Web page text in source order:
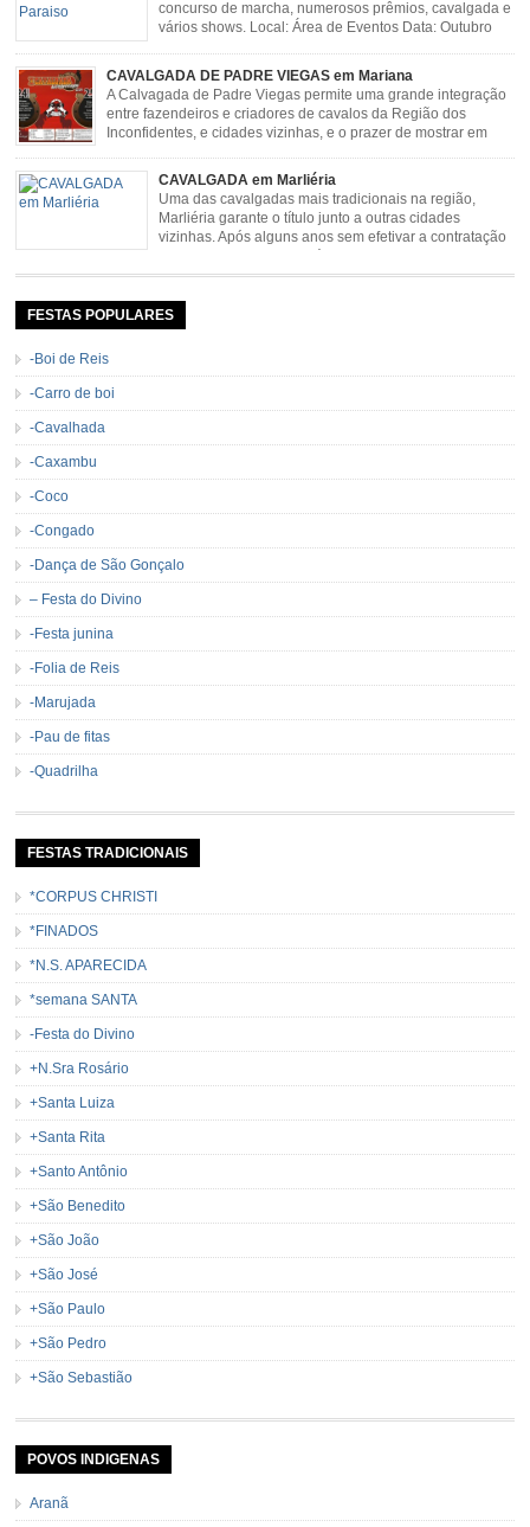
concurso de marcha, numerosos prêmios, cavalgada e
vários shows. Local: Área de Eventos Data: Outubro
CAVALGADA DE PADRE VIEGAS em Mariana
A Calvagada de Padre Viegas permite uma grande integração
entre fazendeiros e criadores de cavalos da Região dos
Inconfidentes, e cidades vizinhas, e o prazer de mostrar em
resgata cultura e saúde além de contar com apresentações musicais. Local:
Distrito de Padre Viegas, Antigo Campo de […]
CAVALGADA em Marliéria
Uma das cavalgadas mais tradicionais na região,
Marliéria garante o título junto a outras cidades
vizinhas. Após alguns anos sem efetivar a contratação
de grandes nomes da música sertaneja, em 2011 a
Cavalgada de Marliéria voltou, e não deixou dúvidas de que sua tradição
de […]
FESTAS POPULARES
-Boi de Reis
-Carro de boi
-Cavalhada
-Caxambu
-Coco
-Congado
-Dança de São Gonçalo
– Festa do Divino
-Festa junina
-Folia de Reis
-Marujada
-Pau de fitas
-Quadrilha
FESTAS TRADICIONAIS
*CORPUS CHRISTI
*FINADOS
*N.S. APARECIDA
*semana SANTA
-Festa do Divino
+N.Sra Rosário
+Santa Luiza
+Santa Rita
+Santo Antônio
+São Benedito
+São João
+São José
+São Paulo
+São Pedro
+São Sebastião
POVOS INDIGENAS
Aranã